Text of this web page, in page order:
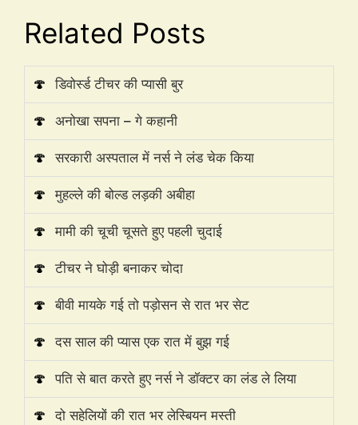
Related Posts
🍄 डिवोर्स्ड टीचर की प्यासी बुर
🍄 अनोखा सपना – गे कहानी
🍄 सरकारी अस्पताल में नर्स ने लंड चेक किया
🍄 मुहल्ले की बोल्ड लड़की अबीहा
🍄 मामी की चूची चूसते हुए पहली चुदाई
🍄 टीचर ने घोड़ी बनाकर चोदा
🍄 बीवी मायके गई तो पड़ोसन से रात भर सेट
🍄 दस साल की प्यास एक रात में बुझ गई
🍄 पति से बात करते हुए नर्स ने डॉक्टर का लंड ले लिया
🍄 दो सहेलियों की रात भर लेस्बियन मस्ती